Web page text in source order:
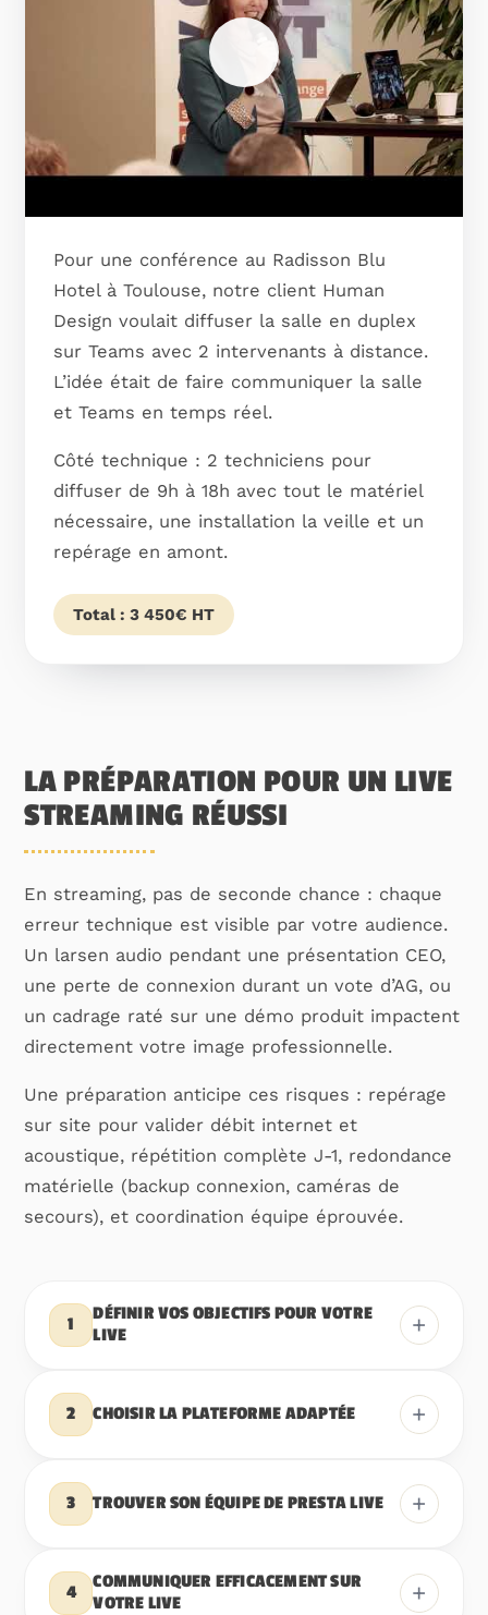
Pour une conférence au Radisson Blu
Hotel à Toulouse, notre client Human
Design voulait diffuser la salle en duplex
sur Teams avec 2 intervenants à distance.
L’idée était de faire communiquer la salle
et Teams en temps réel.
Côté technique : 2 techniciens pour
diffuser de 9h à 18h avec tout le matériel
nécessaire, une installation la veille et un
repérage en amont.
Total : 3 450€ HT
LA PRÉPARATION POUR UN LIVE
STREAMING RÉUSSI
En streaming, pas de seconde chance : chaque
erreur technique est visible par votre audience.
Un larsen audio pendant une présentation CEO,
une perte de connexion durant un vote d’AG, ou
un cadrage raté sur une démo produit impactent
directement votre image professionnelle.
Une préparation anticipe ces risques : repérage
sur site pour valider débit internet et
acoustique, répétition complète J-1, redondance
matérielle (backup connexion, caméras de
secours), et coordination équipe éprouvée.
1
DÉFINIR VOS OBJECTIFS POUR VOTRE
LIVE
+
2 CHOISIR LA PLATEFORME ADAPTÉE +
3 TROUVER SON ÉQUIPE DE PRESTA LIVE +
4
COMMUNIQUER EFFICACEMENT SUR
VOTRE LIVE
+